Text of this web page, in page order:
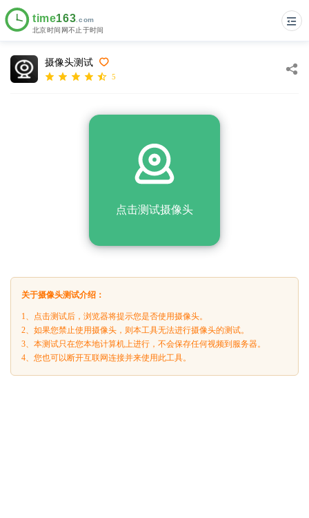
摄像头测试
5
点击测试摄像头
关于摄像头测试介绍：
1、点击测试后，浏览器将提示您是否使用摄像头。
2、如果您禁止使用摄像头，则本工具无法进行摄像头的测试。
3、本测试只在您本地计算机上进行，不会保存任何视频到服务器。
4、您也可以断开互联网连接并来使用此工具。